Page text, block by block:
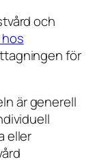
och
hos
för
är generell
eller